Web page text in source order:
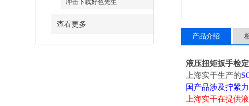
冲击下载好色先生
查看更多
产品介绍
液压扭矩扳手检
上海实干生产的
国产品涉及拧紧力
上海实干在提供液